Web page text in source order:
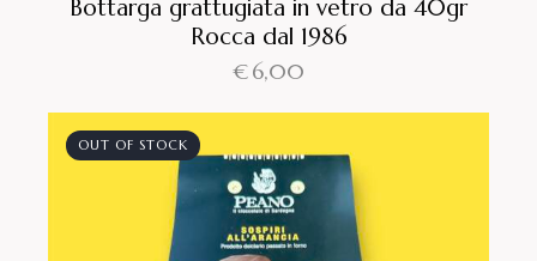
Bottarga grattugiata in vetro da 40gr
Rocca dal 1986
€6,00
OUT OF STOCK